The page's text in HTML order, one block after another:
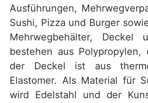
Ausführungen,
Sushi, Pizza und Burger
Mehrwegbehälter, Deckel
bestehen aus Polypropylen,
der Deckel ist aus
Elastomer. Als Material für
wird Edelstahl und der